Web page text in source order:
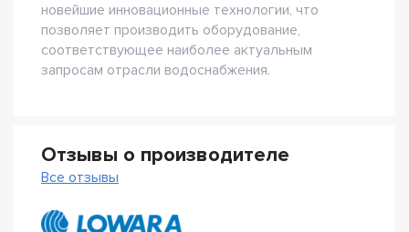
новейшие инновационные технологии, что
позволяет производить оборудование,
соответствующее наиболее актуальным
запросам отрасли водоснабжения.
Отзывы о производителе
Все отзывы